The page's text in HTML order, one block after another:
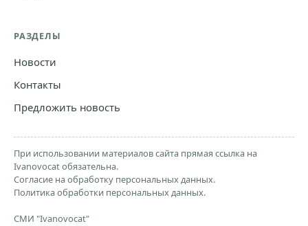
РАЗДЕЛЫ
Новости
Контакты
Предложить новость
При использовании материалов сайта прямая ссылка на
Ivanovocat обязательна.
Согласие на обработку персональных данных.
Политика обработки персональных данных.
СМИ "Ivanovocat"